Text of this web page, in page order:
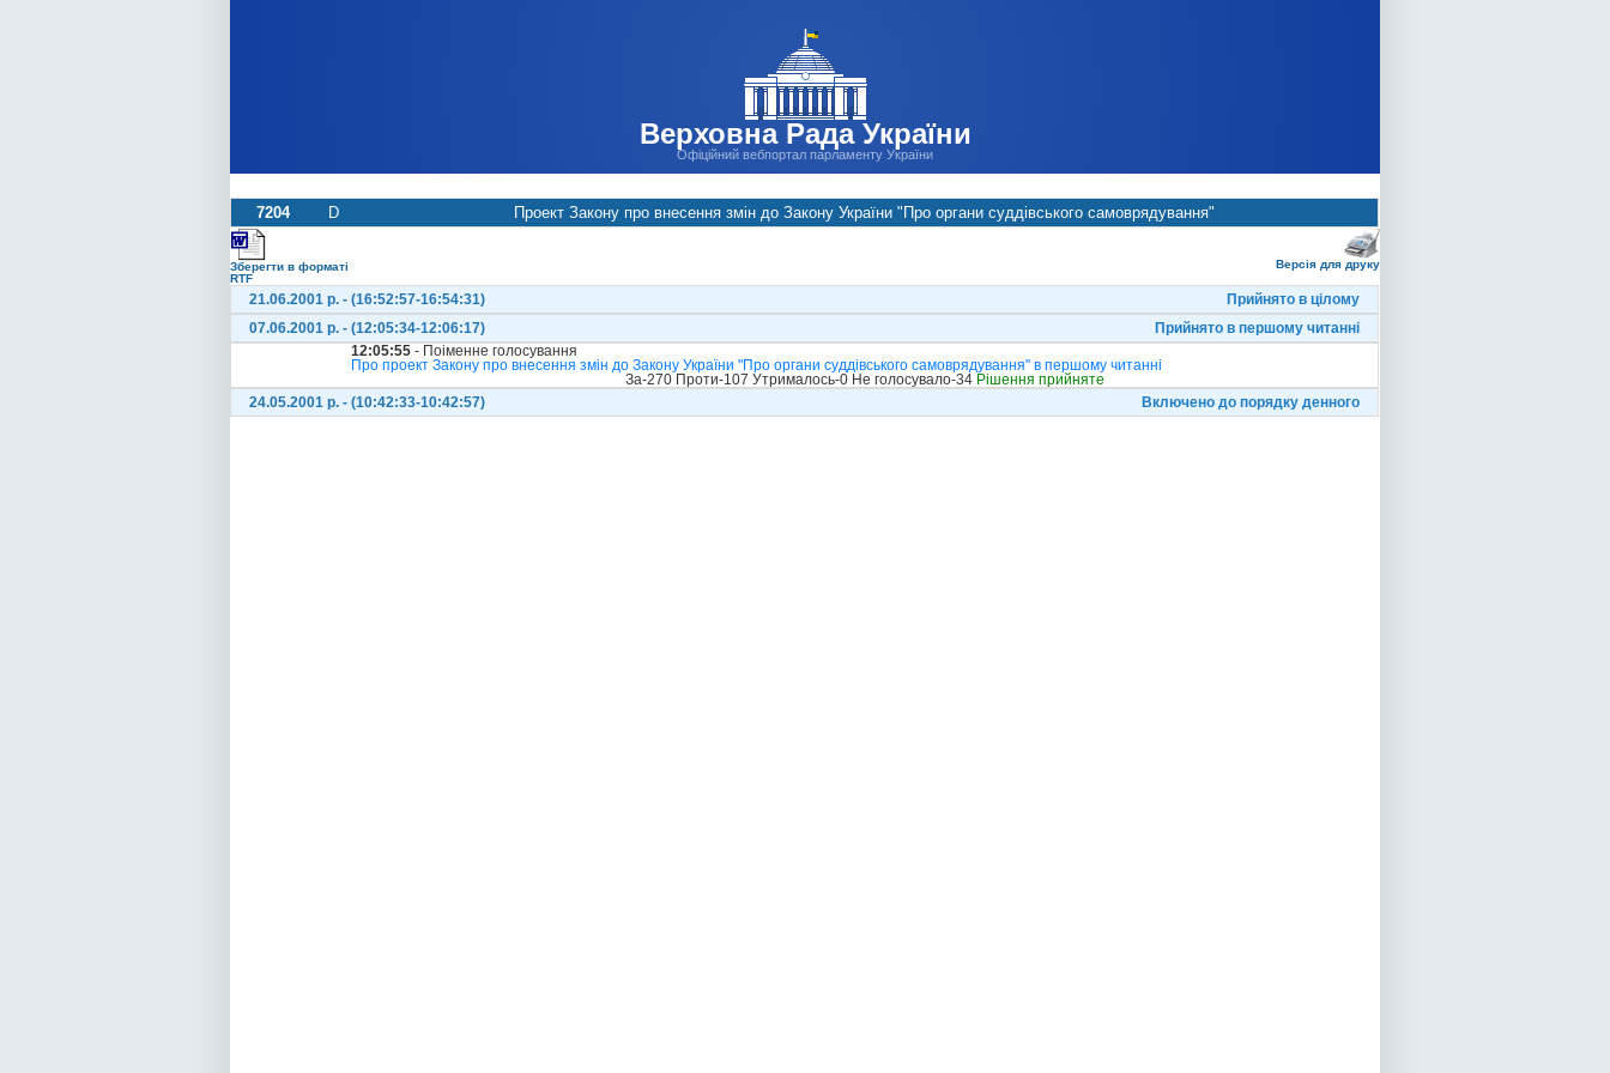
Верховна Рада України
Офіційний вебпортал парламенту України
7204 D Проект Закону про внесення змін до Закону України "Про органи суддівського самоврядування"
Зберегти в форматі
RTF
Версія для друку
21.06.2001 р. - (16:52:57-16:54:31)
Прийнято в цілому
07.06.2001 р. - (12:05:34-12:06:17)
Прийнято в першому читанні
12:05:55 - Поіменне голосування
Про проект Закону про внесення змін до Закону України "Про органи суддівського самоврядування" в першому читанні
За-270 Проти-107 Утрималось-0 Не голосувало-34 Рішення прийняте
24.05.2001 р. - (10:42:33-10:42:57)
Включено до порядку денного